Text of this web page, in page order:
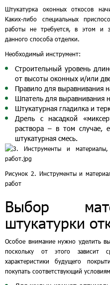
Штукатурка оконных откосов
Каких-либо специальных
работы не требуется, в этом и
данного способа отделки.
Необходимый инструмент:
Строительный уровень
от высоты оконных и/или
Правило для выравнивания
Шпатель для выравнивания
Штукатурная гладилка и
Дрель с насадкой
раствора – в том случае,
штукатурная смесь.
Рисунок 2. Инструменты и
работ
Выбор
штукатурки
Особое внимание нужно уделить
поскольку от этого зависит
характеристики будущего
покупать соответствующий